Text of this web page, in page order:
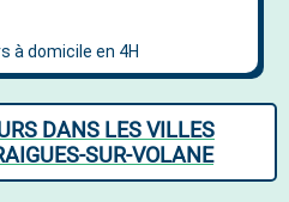
DANS LES VILLES
SUR-VOLANE